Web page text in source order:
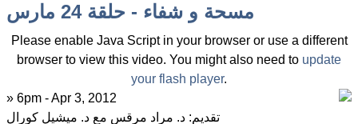
مسحة و شفاء - حلقة 24 مارس
Please enable Java Script in your browser or use a different
browser to view this video. You might also need to update
your flash player.
» 6pm - Apr 3, 2012
تقديم: د. مراد مرقس مع د. ميشيل كورال